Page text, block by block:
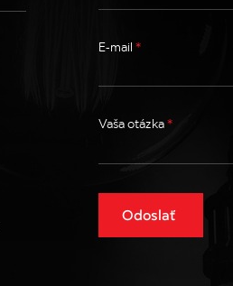
E-mail*
Vaša otázka*
Odoslať